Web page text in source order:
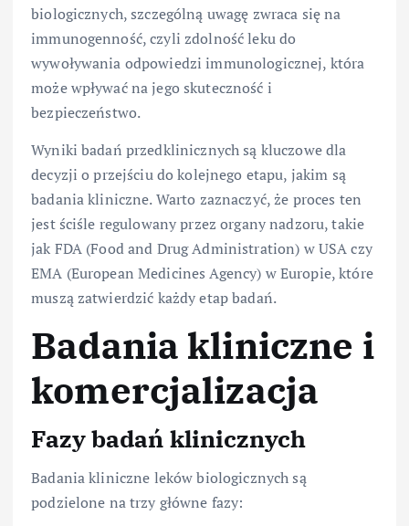
biologicznych, szczególną uwagę zwraca się na
immunogenność, czyli zdolność leku do
wywoływania odpowiedzi immunologicznej, która
może wpływać na jego skuteczność i
bezpieczeństwo.
Wyniki badań przedklinicznych są kluczowe dla
decyzji o przejściu do kolejnego etapu, jakim są
badania kliniczne. Warto zaznaczyć, że proces ten
jest ściśle regulowany przez organy nadzoru, takie
jak FDA (Food and Drug Administration) w USA czy
EMA (European Medicines Agency) w Europie, które
muszą zatwierdzić każdy etap badań.
Badania kliniczne i
komercjalizacja
Fazy badań klinicznych
Badania kliniczne leków biologicznych są
podzielone na trzy główne fazy: